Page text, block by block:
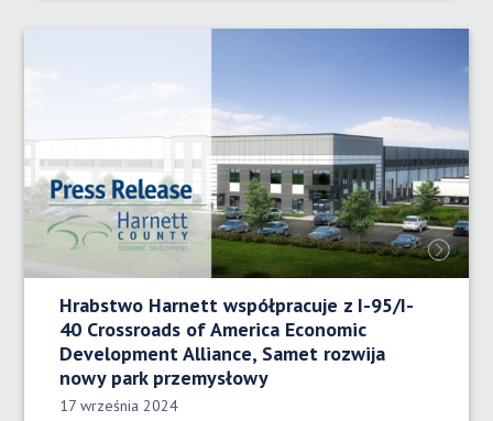
Hrabstwo Harnett współpracuje z I-95/I-
40 Crossroads of America Economic
Development Alliance, Samet rozwija
nowy park przemysłowy
Data opublikowania:
17 września 2024